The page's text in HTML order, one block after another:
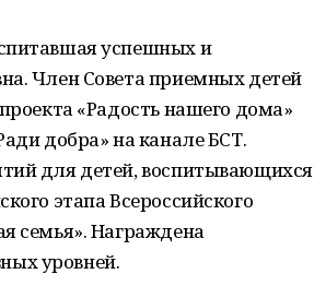
успешных и
Член Совета приемных детей
«Радость нашего дома»
добра» на канале БСТ.
для детей, воспитывающихся
этапа Всероссийского
семья». Награждена
уровней.